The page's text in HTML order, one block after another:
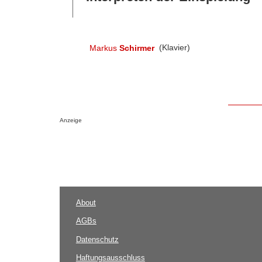
Markus Schirmer (Klavier)
Anzeige
About
AGBs
Datenschutz
Haftungsausschluss